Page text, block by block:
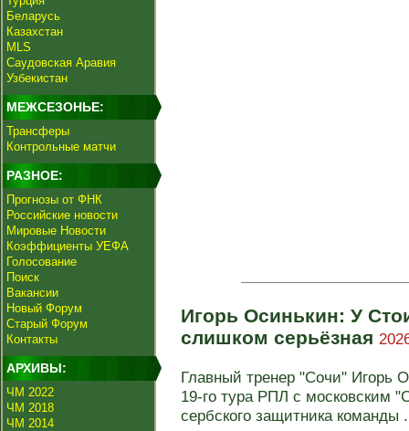
Беларусь
Казахстан
MLS
Саудовская Аравия
Узбекистан
МЕЖСЕЗОНЬЕ:
Трансферы
Контрольные матчи
РАЗНОЕ:
Прогнозы от ФНК
Российские новости
Мировые Новости
Коэффициенты УЕФА
Голосование
Поиск
Вакансии
Новый Форум
Старый Форум
Контакты
АРХИВЫ:
ЧМ 2022
ЧМ 2018
ЧМ 2014
Игорь Осинькин: У
слишком серьёзная
Главный тренер "Сочи" Игорь
19-го тура РПЛ с московским
сербского защитника команды